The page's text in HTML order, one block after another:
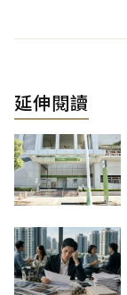
延伸閱讀